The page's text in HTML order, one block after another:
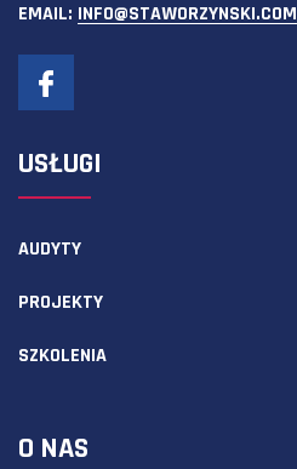
EMAIL: INFO@STAWORZYNSKI.COM
USŁUGI
AUDYTY
PROJEKTY
SZKOLENIA
O NAS